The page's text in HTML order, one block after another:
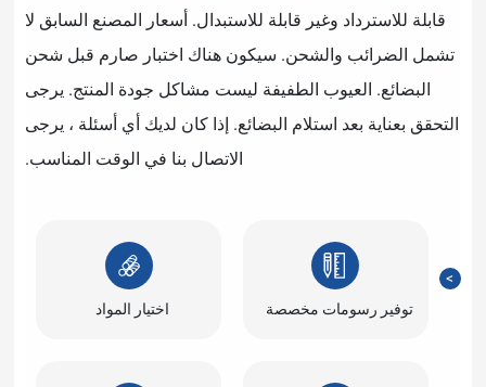
قابلة للاستبدال. أسعار المصنع السابق لا
سيكون هناك اختبار صارم قبل شحن
الطفيفة ليست مشاكل جودة المنتج. يرجى
البضائع. إذا كان لديك أي أسئلة ، يرجى
الاتصال بنا في الوقت المناسب.
اختيار المواد